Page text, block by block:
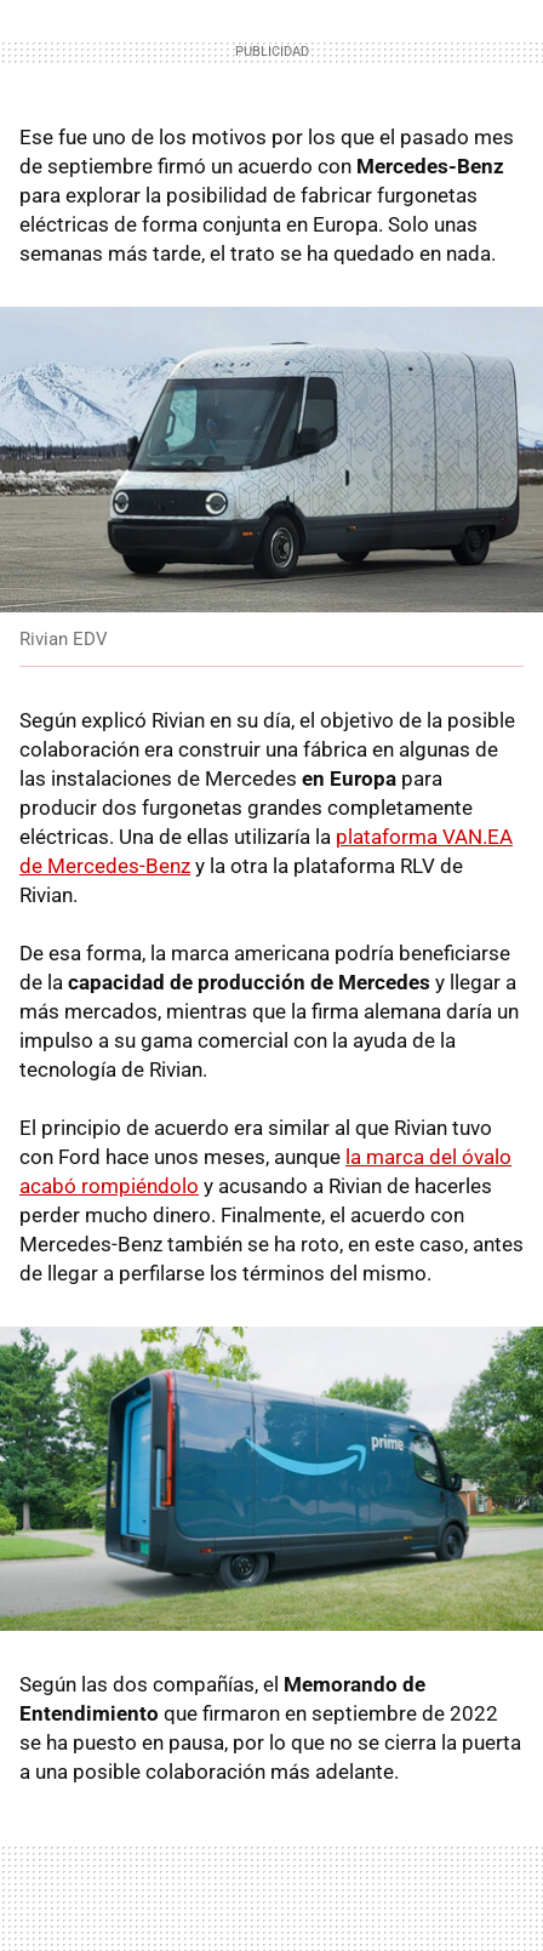
Ese fue uno de los motivos por los que el pasado mes
de septiembre firmó un acuerdo con Mercedes-Benz
para explorar la posibilidad de fabricar furgonetas
eléctricas de forma conjunta en Europa. Solo unas
semanas más tarde, el trato se ha quedado en nada.
Rivian EDV
Según explicó Rivian en su día, el objetivo de la posible
colaboración era construir una fábrica en algunas de
las instalaciones de Mercedes en Europa para
producir dos furgonetas grandes completamente
eléctricas. Una de ellas utilizaría la plataforma VAN.EA
de Mercedes-Benz y la otra la plataforma RLV de
Rivian.
De esa forma, la marca americana podría beneficiarse
de la capacidad de producción de Mercedes y llegar a
más mercados, mientras que la firma alemana daría un
impulso a su gama comercial con la ayuda de la
tecnología de Rivian.
El principio de acuerdo era similar al que Rivian tuvo
con Ford hace unos meses, aunque la marca del óvalo
acabó rompiéndolo y acusando a Rivian de hacerles
perder mucho dinero. Finalmente, el acuerdo con
Mercedes-Benz también se ha roto, en este caso, antes
de llegar a perfilarse los términos del mismo.
Según las dos compañías, el Memorando de
Entendimiento que firmaron en septiembre de 2022
se ha puesto en pausa, por lo que no se cierra la puerta
a una posible colaboración más adelante.